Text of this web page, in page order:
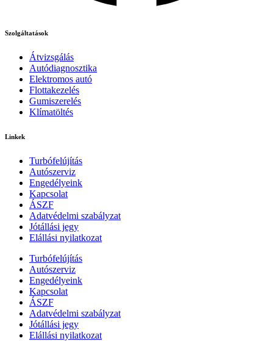
Szolgáltatások
Átvizsgálás
Autódiagnosztika
Elektromos autó
Flottakezelés
Gumiszerelés
Klímatöltés
Linkek
Turbófelújítás
Autószerviz
Engedélyeink
Kapcsolat
ÁSZF
Adatvédelmi szabályzat
Jótállási jegy
Elállási nyilatkozat
Turbófelújítás
Autószerviz
Engedélyeink
Kapcsolat
ÁSZF
Adatvédelmi szabályzat
Jótállási jegy
Elállási nyilatkozat